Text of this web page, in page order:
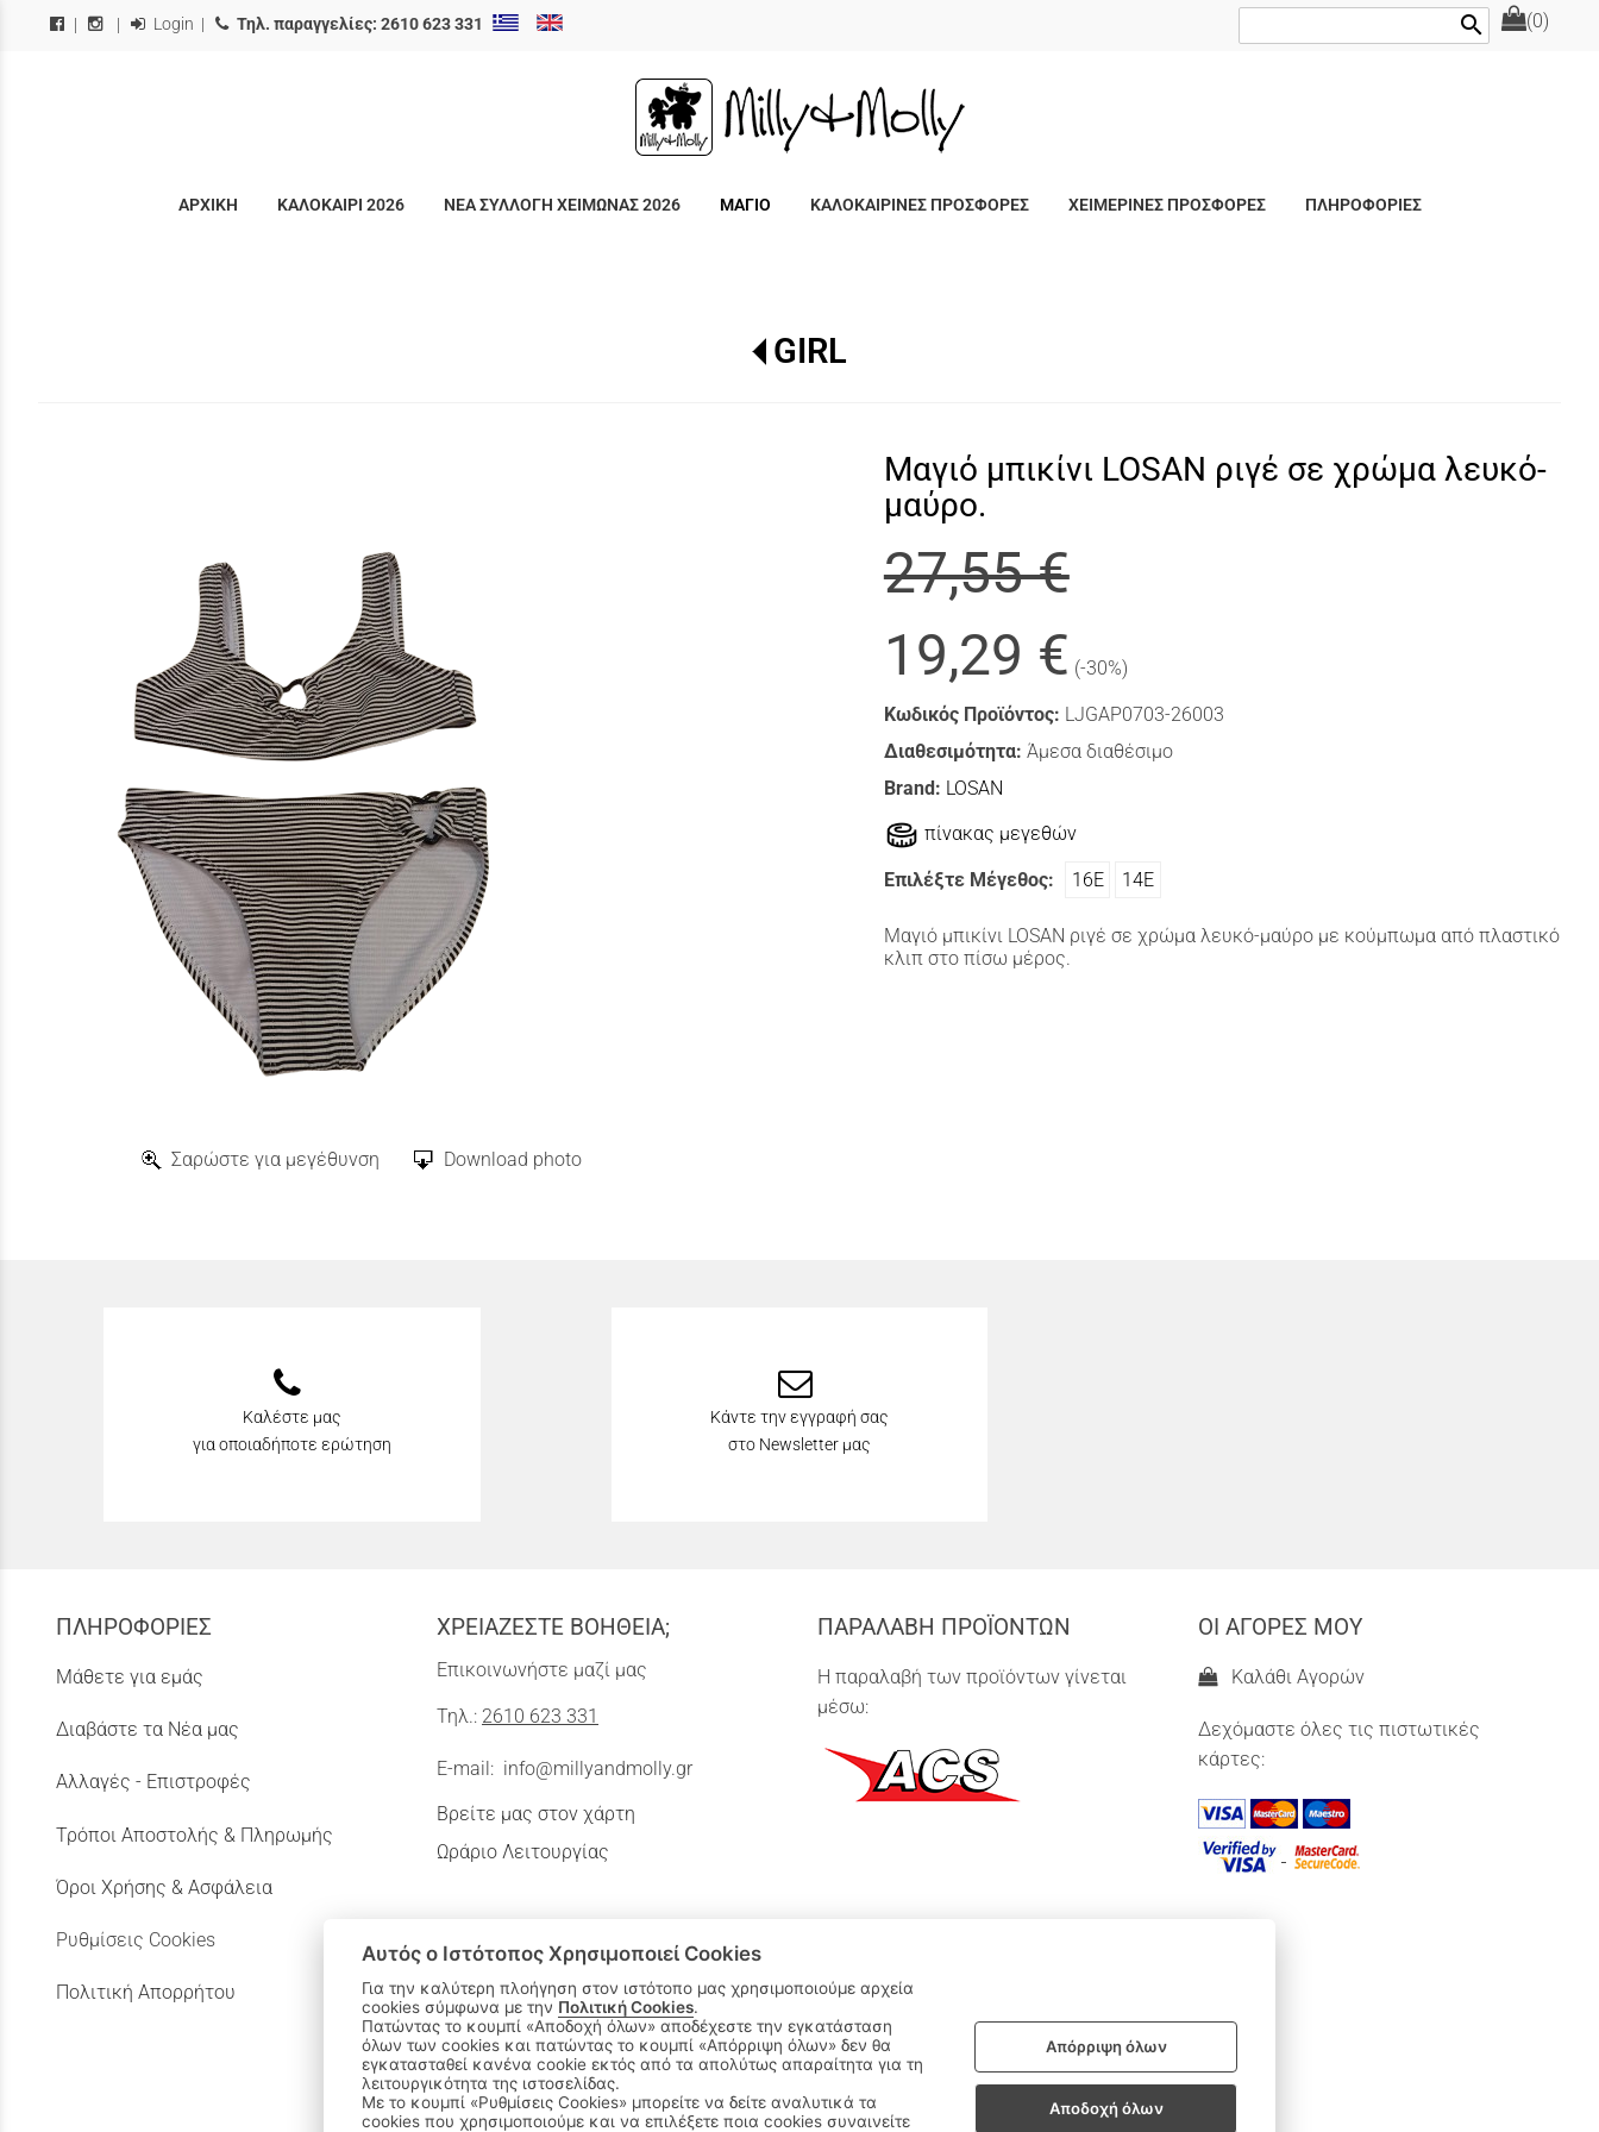
Login | Τηλ. παραγγελίες: 2610 623 331 (0)
search
ΑΡΧΙΚΗ ΚΑΛΟΚΑΙΡΙ 2026 ΝΕΑ ΣΥΛΛΟΓΗ ΧΕΙΜΩΝΑΣ 2026 ΜΑΓΙΟ ΚΑΛΟΚΑΙΡΙΝΕΣ ΠΡΟΣΦΟΡΕΣ ΧΕΙΜΕΡΙΝΕΣ ΠΡΟΣΦΟΡΕΣ ΠΛΗΡΟΦΟΡΙΕΣ
GIRL
Σαρώστε για μεγέθυνση Download photo
Μαγιό μπικίνι LOSAN ριγέ σε χρώμα λευκό-
μαύρο.
27,55 €
19,29 € (-30%)
Κωδικός Προϊόντος: LJGAP0703-26003
Διαθεσιμότητα: Άμεσα διαθέσιμο
Brand: LOSAN
πίνακας μεγεθών
Επιλέξτε Μέγεθος: 16Ε 14Ε
Μαγιό μπικίνι LOSAN ριγέ σε χρώμα λευκό-μαύρο με κούμπωμα από πλαστικό
κλιπ στο πίσω μέρος.
Καλέστε μας
για οποιαδήποτε ερώτηση
Κάντε την εγγραφή σας
στο Newsletter μας
ΠΛΗΡΟΦΟΡΙΕΣ
Μάθετε για εμάς
Διαβάστε τα Νέα μας
Αλλαγές - Επιστροφές
Τρόποι Αποστολής & Πληρωμής
Όροι Χρήσης & Ασφάλεια
Ρυθμίσεις Cookies
Πολιτική Απορρήτου
ΧΡΕΙΑΖΕΣΤΕ ΒΟΗΘΕΙΑ;
Επικοινωνήστε μαζί μας
Τηλ.: 2610 623 331
E-mail: info@millyandmolly.gr
Βρείτε μας στον χάρτη
Ωράριο Λειτουργίας
ΠΑΡΑΛΑΒΗ ΠΡΟΪΟΝΤΩΝ
Η παραλαβή των προϊόντων γίνεται
μέσω:
ΟΙ ΑΓΟΡΕΣ ΜΟΥ
Καλάθι Αγορών
Δεχόμαστε όλες τις πιστωτικές
κάρτες:
ΑΚΟΛΟΥΘΗΣΤΕ ΜΑΣ: |
Αυτός ο Ιστότοπος Χρησιμοποιεί Cookies
Για την καλύτερη πλοήγηση στον ιστότοπο μας χρησιμοποιούμε αρχεία
cookies σύμφωνα με την Πολιτική Cookies.
Πατώντας το κουμπί «Αποδοχή όλων» αποδέχεστε την εγκατάσταση
όλων των cookies και πατώντας το κουμπί «Απόρριψη όλων» δεν θα
εγκατασταθεί κανένα cookie εκτός από τα απολύτως απαραίτητα για τη
λειτουργικότητα της ιστοσελίδας.
Με το κουμπί «Ρυθμίσεις Cookies» μπορείτε να δείτε αναλυτικά τα
cookies που χρησιμοποιούμε και να επιλέξετε ποια cookies συναινείτε
Απόρριψη όλων
Αποδοχή όλων